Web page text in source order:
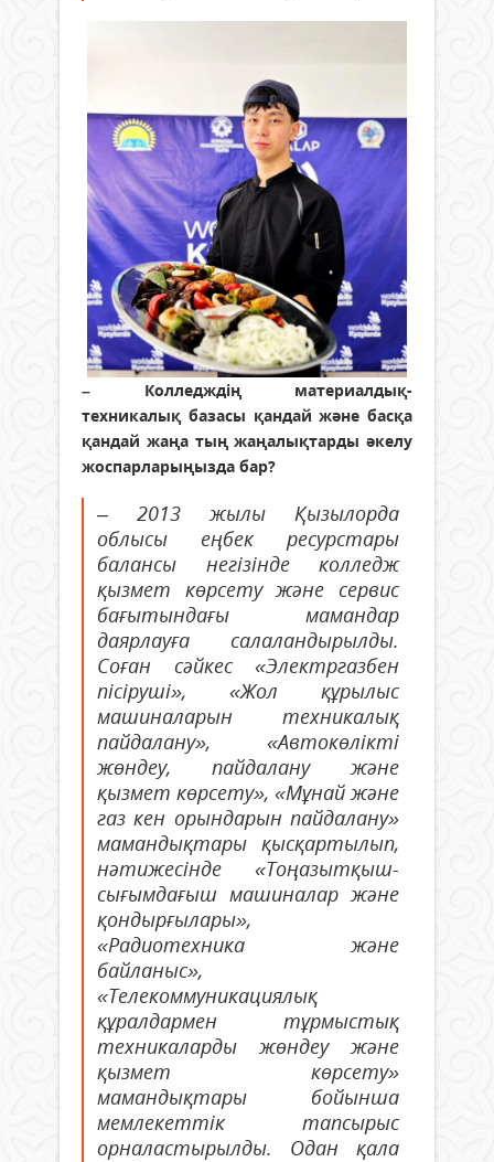
– Колледждің материалдық-
техникалық базасы қандай және басқа
қандай жаңа тың жаңалықтарды әкелу
жоспарларыңызда бар?
– 2013 жылы Қызылорда
облысы еңбек ресурстары
балансы негізінде колледж
қызмет көрсету және сервис
бағытындағы мамандар
даярлауға салаландырылды.
Соған сәйкес «Электргазбен
пісіруші», «Жол құрылыс
машиналарын техникалық
пайдалану», «Автокөлікті
жөндеу, пайдалану және
қызмет көрсету», «Мұнай және
газ кен орындарын пайдалану»
мамандықтары қысқартылып,
нәтижесінде «Тоңазытқыш-
сығымдағыш машиналар және
қондырғылары»,
«Радиотехника және
байланыс»,
«Телекоммуникациялық
құралдармен тұрмыстық
техникаларды жөндеу және
қызмет көрсету»
мамандықтары бойынша
мемлекеттік тапсырыс
орналастырылды. Одан қала